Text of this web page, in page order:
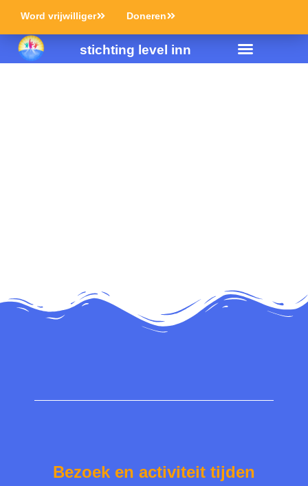
Doneren
Word vrijwilliger
stichting level inn
Bezoek en activiteit tijden